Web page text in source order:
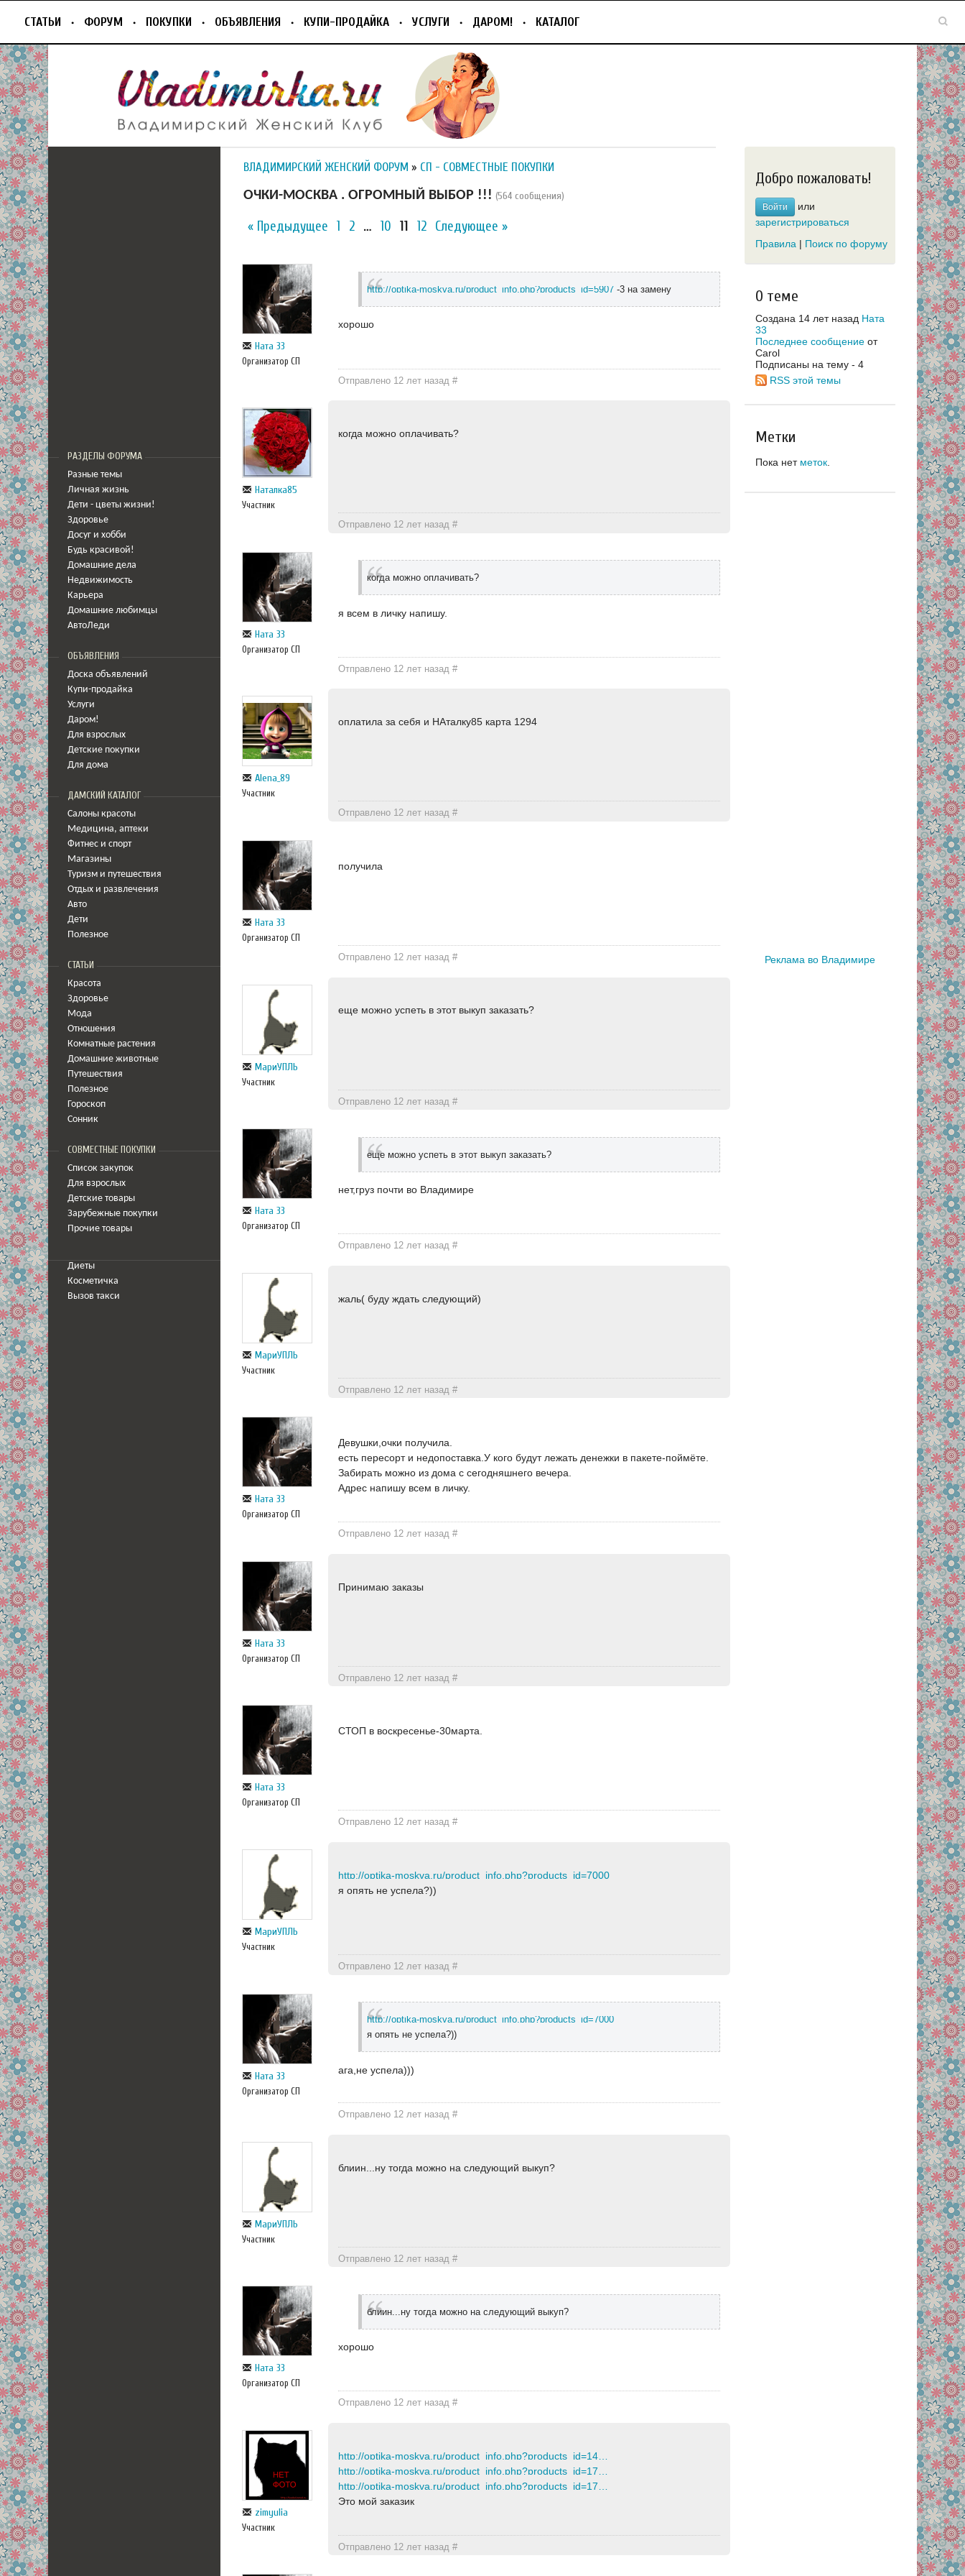
СТАТЬИ ФОРУМ ПОКУПКИ ОБЪЯВЛЕНИЯ КУПИ-ПРОДАЙКА УСЛУГИ ДАРОМ! КАТАЛОГ
РАЗДЕЛЫ ФОРУМА
Разные темы
Личная жизнь
Дети - цветы жизни!
Здоровье
Досуг и хобби
Будь красивой!
Домашние дела
Недвижимость
Карьера
Домашние любимцы
АвтоЛеди
ОБЪЯВЛЕНИЯ
Доска объявлений
Купи-продайка
Услуги
Даром!
Для взрослых
Детские покупки
Для дома
ДАМСКИЙ КАТАЛОГ
Салоны красоты
Медицина, аптеки
Фитнес и спорт
Магазины
Туризм и путешествия
Отдых и развлечения
Авто
Дети
Полезное
СТАТЬИ
Красота
Здоровье
Мода
Отношения
Комнатные растения
Домашние животные
Путешествия
Полезное
Гороскоп
Сонник
СОВМЕСТНЫЕ ПОКУПКИ
Список закупок
Для взрослых
Детские товары
Зарубежные покупки
Прочие товары
Диеты
Косметичка
Вызов такси
ВЛАДИМИРСКИЙ ЖЕНСКИЙ ФОРУМ » СП - СОВМЕСТНЫЕ ПОКУПКИ
ОЧКИ-МОСКВА . ОГРОМНЫЙ ВЫБОР !!! (564 сообщения)
« Предыдущее 1 2 … 10 11 12 Следующее »
Ната 33
Организатор СП
http://optika-moskva.ru/product_info.php?products_id=5907-3 на замену
хорошо
Отправлено 12 лет назад#
Наталка85
Участник
когда можно оплачивать?
Отправлено 12 лет назад#
Ната 33
Организатор СП
когда можно оплачивать?
я всем в личку напишу.
Отправлено 12 лет назад#
Alena_89
Участник
оплатила за себя и НАталку85 карта 1294
Отправлено 12 лет назад#
Ната 33
Организатор СП
получила
Отправлено 12 лет назад#
МариУПЛЬ
Участник
еще можно успеть в этот выкуп заказать?
Отправлено 12 лет назад#
Ната 33
Организатор СП
еще можно успеть в этот выкуп заказать?
нет,груз почти во Владимире
Отправлено 12 лет назад#
МариУПЛЬ
Участник
жаль( буду ждать следующий)
Отправлено 12 лет назад#
Ната 33
Организатор СП
Девушки,очки получила.
есть пересорт и недопоставка.У кого будут лежать денежки в пакете-поймёте.
Забирать можно из дома с сегодняшнего вечера.
Адрес напишу всем в личку.
Отправлено 12 лет назад#
Ната 33
Организатор СП
Принимаю заказы
Отправлено 12 лет назад#
Ната 33
Организатор СП
СТОП в воскресенье-30марта.
Отправлено 12 лет назад#
МариУПЛЬ
Участник
http://optika-moskva.ru/product_info.php?products_id=7000
я опять не успела?))
Отправлено 12 лет назад#
Ната 33
Организатор СП
http://optika-moskva.ru/product_info.php?products_id=7000
я опять не успела?))
ага,не успела)))
Отправлено 12 лет назад#
МариУПЛЬ
Участник
блиин...ну тогда можно на следующий выкуп?
Отправлено 12 лет назад#
Ната 33
Организатор СП
блиин...ну тогда можно на следующий выкуп?
хорошо
Отправлено 12 лет назад#
zimyulia
Участник
Это мой заказик
Отправлено 12 лет назад#
Добро пожаловать!
Войти
или
зарегистрироваться
Правила | Поиск по форуму
О теме
Создана 14 лет назад Ната
33
Последнее сообщение от
Carol
Подписаны на тему - 4
RSS этой темы
Метки
Пока нет меток
Реклама во Владимире